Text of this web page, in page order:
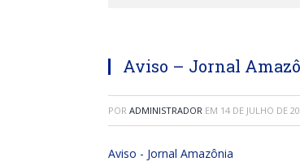
Aviso – Jornal
POR ADMINISTRADOR EM 14 DE JULHO DE
Aviso - Jornal Amazônia